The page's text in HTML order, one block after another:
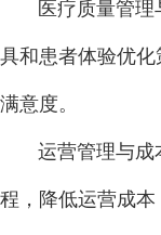
医疗质量管
具和患者体验优
满意度。
运营管理与成
程，降低运营成本